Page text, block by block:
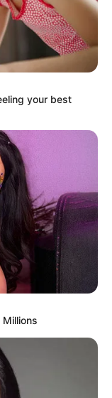
your best
Millions